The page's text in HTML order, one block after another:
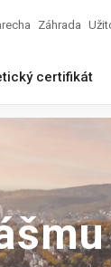
Záhrada
certifikát